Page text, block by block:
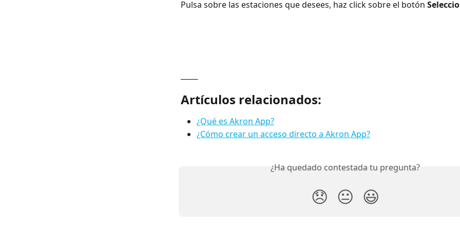
Pulsa sobre las estaciones que desees, haz click sobre el botón
───
Artículos relacionados:
¿Qué es Akron App?
¿Cómo crear un acceso directo a Akron App?
¿Ha quedado contestada tu pregunta?
😞 😐 😃